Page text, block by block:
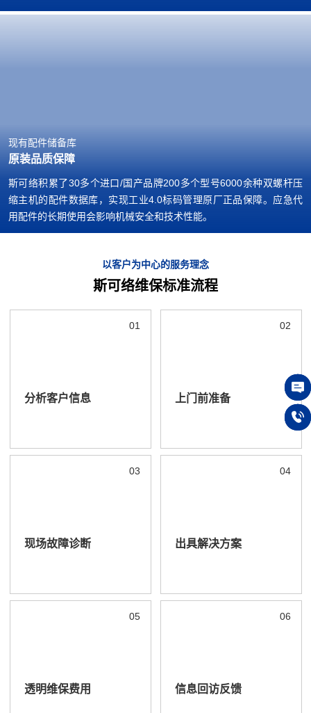
现有配件储备库
原装品质保障
斯可络积累了30多个进口/国产品牌200多个型号6000余种双螺杆压
缩主机的配件数据库，实现工业4.0标码管理原厂正品保障。应急代
用配件的长期使用会影响机械安全和技术性能。
以客户为中心的服务理念
斯可络维保标准流程
01
分析客户信息
02
上门前准备
03
现场故障诊断
04
出具解决方案
05
透明维保费用
06
信息回访反馈
在线